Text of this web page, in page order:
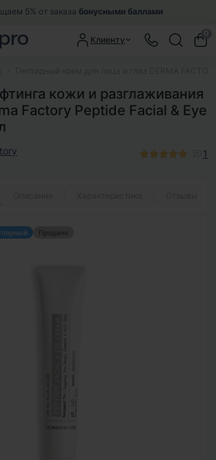
5% от заказа бонусными баллами
Клиенту
кожи и разглаживания
Factory Peptide Facial & Eye
1
Продано